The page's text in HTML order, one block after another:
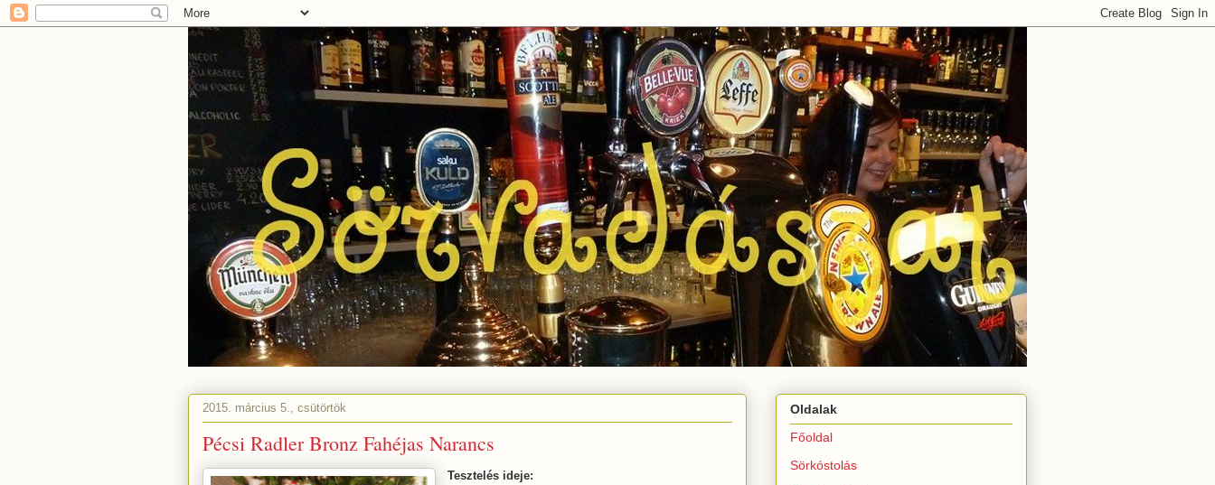
2015. március 5., csütörtök
Pécsi Radler Bronz Fahéjas Narancs
Tesztelés ideje:
Oldalak
Főoldal
Sörkóstolás